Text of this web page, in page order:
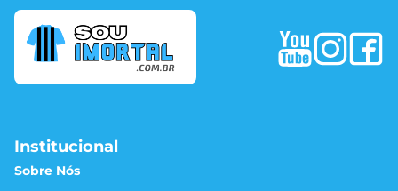
Institucional
Sobre Nós